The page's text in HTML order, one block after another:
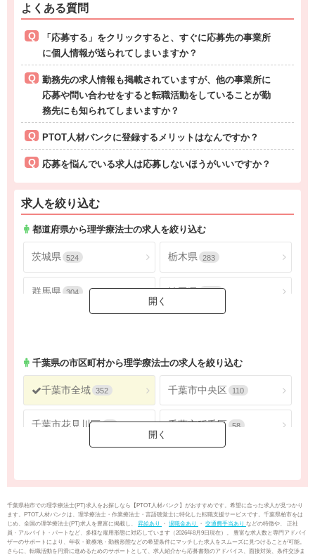
よくある質問
「応募する」をクリックすると、すぐに応募先の事業所
に個人情報が送られてしまいますか？
勤務先の求人情報も掲載されていますが、他の事業所に
応募や問い合わせをすると転職活動をしていることが勤
務先にも知られてしまいますか？
PTOT人材バンクに登録するメリットはなんですか？
応募を悩んでいる求人は応募しないほうがいいですか？
求人を絞り込む
都道府県から理学療法士の求人を絞り込む
茨城県 524 栃木県 283
群馬県 304 埼玉県
神奈川県 2686
千葉県の市区町村から理学療法士の求人を絞り込む
千葉市全域 352 千葉市中央区 110
千葉市花見川区 千葉市稲毛区 58
市川市 88 船橋市 176
千葉県柏市での理学療法士(PT)求人をお探しなら【PTOT人材バンク】がおすすめです。希望に合った求人が見つかり
ます。PTOT人材バンクは、理学療法士・作業療法士・言語聴覚士に特化した転職支援サービスです。千葉県柏市をは
じめ、全国の理学療法士(PT)求人を豊富に掲載し、 昇給あり ・ 退職金あり ・ 交通費手当あり などの特徴や、 正社
員・アルバイト・パートなど、多様な雇用形態に対応しています（2026年8月9日現在）。 豊富な求人数と専門アドバイ
ザーのサポートにより、年収・勤務地・勤務形態などの希望条件にマッチした求人をスムーズに見つけることが可能。
さらに、転職活動を円滑に進めるためのサポートとして、求人紹介から応募書類のアドバイス、面接対策、条件交渉ま